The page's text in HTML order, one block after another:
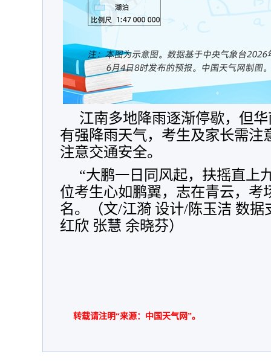
江南多地降雨逐渐停歇，但
有强降雨天气，考生及家长需注
注意交通安全。
“大鹏一日同风起，扶摇直上
位考生心如鹏翼，志在青云，考
名。（文/江漪 设计/陈玉洁 数
红欣 张慧 余晓芬）
转载请注明“来源：中国天气网”。